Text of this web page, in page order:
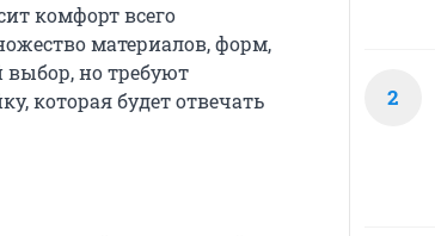
комфорт всего
материалов, форм,
но требуют
которая будет отвечать
2